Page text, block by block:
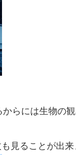
らには生物の
も見ることが出